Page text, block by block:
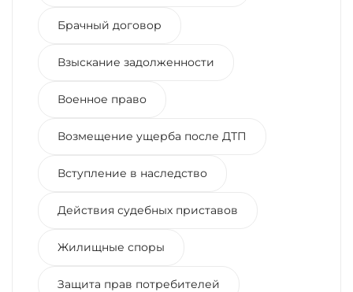
Брачный договор
Взыскание задолженности
Военное право
Возмещение ущерба после ДТП
Вступление в наследство
Действия судебных приставов
Жилищные споры
Защита прав потребителей